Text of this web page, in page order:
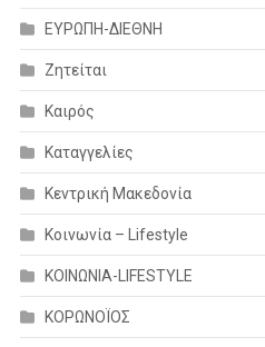
ΕΥΡΩΠΗ-ΔΙΕΘΝΗ
Ζητείται
Καιρός
Καταγγελίες
Κεντρική Μακεδονία
Κοινωνία – Lifestyle
ΚΟΙΝΩΝΙΑ-LIFESTYLE
ΚΟΡΩΝΟΪΟΣ